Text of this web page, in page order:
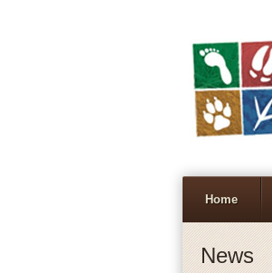
Home
News